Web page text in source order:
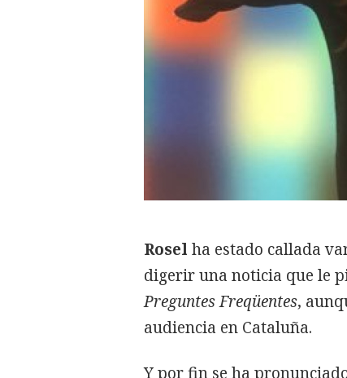
Rosel ha estado callada
digerir una noticia que le
Preguntes Freqüentes,
audiencia en Cataluña.
Y por fin se ha